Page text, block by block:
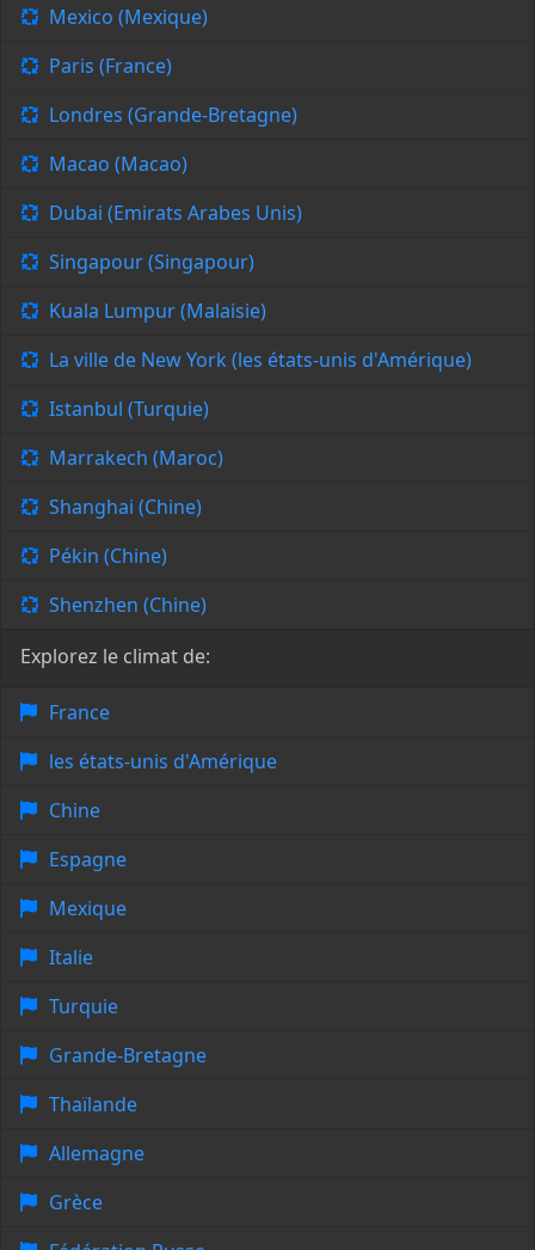
Mexico (Mexique)
Paris (France)
Londres (Grande-Bretagne)
Macao (Macao)
Dubai (Emirats Arabes Unis)
Singapour (Singapour)
Kuala Lumpur (Malaisie)
La ville de New York (les états-unis d'Amérique)
Istanbul (Turquie)
Marrakech (Maroc)
Shanghai (Chine)
Pékin (Chine)
Shenzhen (Chine)
Explorez le climat de:
France
les états-unis d'Amérique
Chine
Espagne
Mexique
Italie
Turquie
Grande-Bretagne
Thaïlande
Allemagne
Grèce